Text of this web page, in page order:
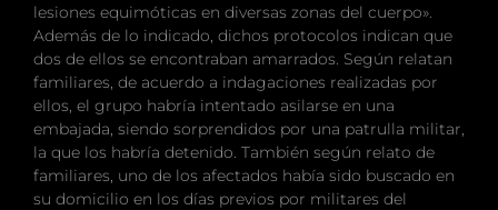
lesiones equimóticas en diversas zonas del cuerpo».
Además de lo indicado, dichos protocolos indican que
dos de ellos se encontraban amarrados. Según relatan
familiares, de acuerdo a indagaciones realizadas por
ellos, el grupo habría intentado asilarse en una
embajada, siendo sorprendidos por una patrulla militar,
la que los habría detenido. También según relato de
familiares, uno de los afectados había sido buscado en
su domicilio en los días previos por militares del